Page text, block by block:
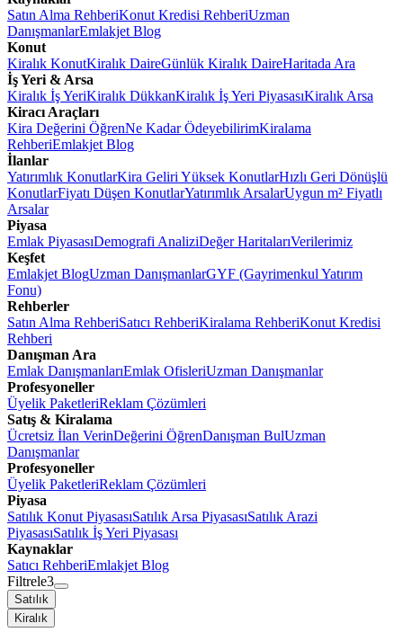
Satın Alma RehberiKonut Kredisi RehberiUzman
DanışmanlarEmlakjet Blog
Konut
Kiralık KonutKiralık DaireGünlük Kiralık DaireHaritada Ara
İş Yeri & Arsa
Kiralık İş YeriKiralık DükkanKiralık İş Yeri PiyasasıKiralık Arsa
Kiracı Araçları
Kira Değerini ÖğrenNe Kadar ÖdeyebilirimKiralama
RehberiEmlakjet Blog
İlanlar
Yatırımlık KonutlarKira Geliri Yüksek KonutlarHızlı Geri Dönüşlü
KonutlarFiyatı Düşen KonutlarYatırımlık ArsalarUygun m² Fiyatlı
Arsalar
Piyasa
Emlak PiyasasıDemografi AnaliziDeğer HaritalarıVerilerimiz
Keşfet
Emlakjet BlogUzman DanışmanlarGYF (Gayrimenkul Yatırım
Fonu)
Rehberler
Satın Alma RehberiSatıcı RehberiKiralama RehberiKonut Kredisi
Rehberi
Danışman Ara
Emlak DanışmanlarıEmlak OfisleriUzman Danışmanlar
Profesyoneller
Üyelik PaketleriReklam Çözümleri
Satış & Kiralama
Ücretsiz İlan VerinDeğerini ÖğrenDanışman BulUzman
Danışmanlar
Profesyoneller
Üyelik PaketleriReklam Çözümleri
Piyasa
Satılık Konut PiyasasıSatılık Arsa PiyasasıSatılık Arazi
PiyasasıSatılık İş Yeri Piyasası
Kaynaklar
Satıcı RehberiEmlakjet Blog
Filtrele3
Satılık
Kiralık